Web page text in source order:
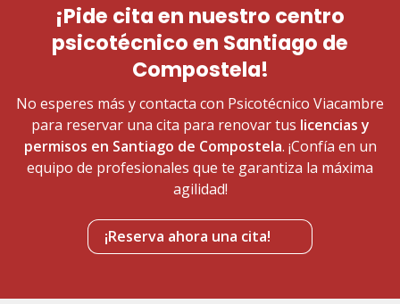
¡Pide cita en nuestro centro
psicotécnico en Santiago de
Compostela!
No esperes más y contacta con Psicotécnico Viacambre
para reservar una cita para renovar tus licencias y
permisos en Santiago de Compostela. ¡Confía en un
equipo de profesionales que te garantiza la máxima
agilidad!
¡Reserva ahora una cita!